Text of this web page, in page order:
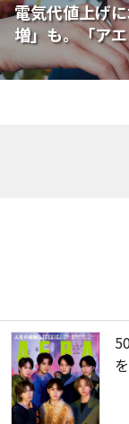
電気代値上げ
増」も。「ア